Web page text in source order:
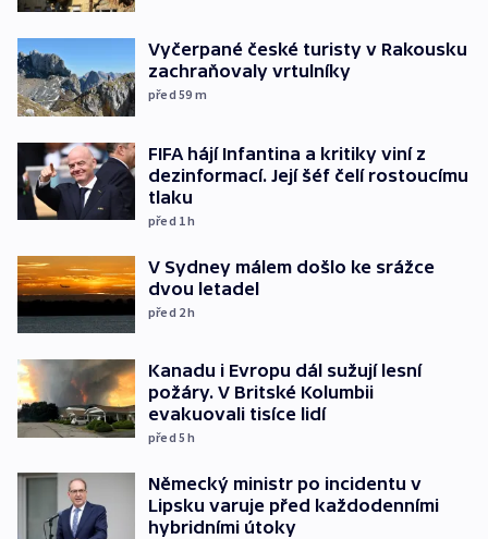
Vyčerpané české turisty v Rakousku
zachraňovaly vrtulníky
před 59 m
FIFA hájí Infantina a kritiky viní z
dezinformací. Její šéf čelí rostoucímu
tlaku
před 1h
V Sydney málem došlo ke srážce
dvou letadel
před 2h
Kanadu i Evropu dál sužují lesní
požáry. V Britské Kolumbii
evakuovali tisíce lidí
před 5h
Německý ministr po incidentu v
Lipsku varuje před každodenními
hybridními útoky